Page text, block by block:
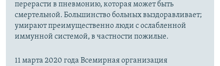
перерасти в пневмонию, которая может быть
смертельной. Большинство больных выздоравливает;
умирают преимущественно люди с ослабленной
иммунной системой, в частности пожилые.
11 марта 2020 года Всемирная организация